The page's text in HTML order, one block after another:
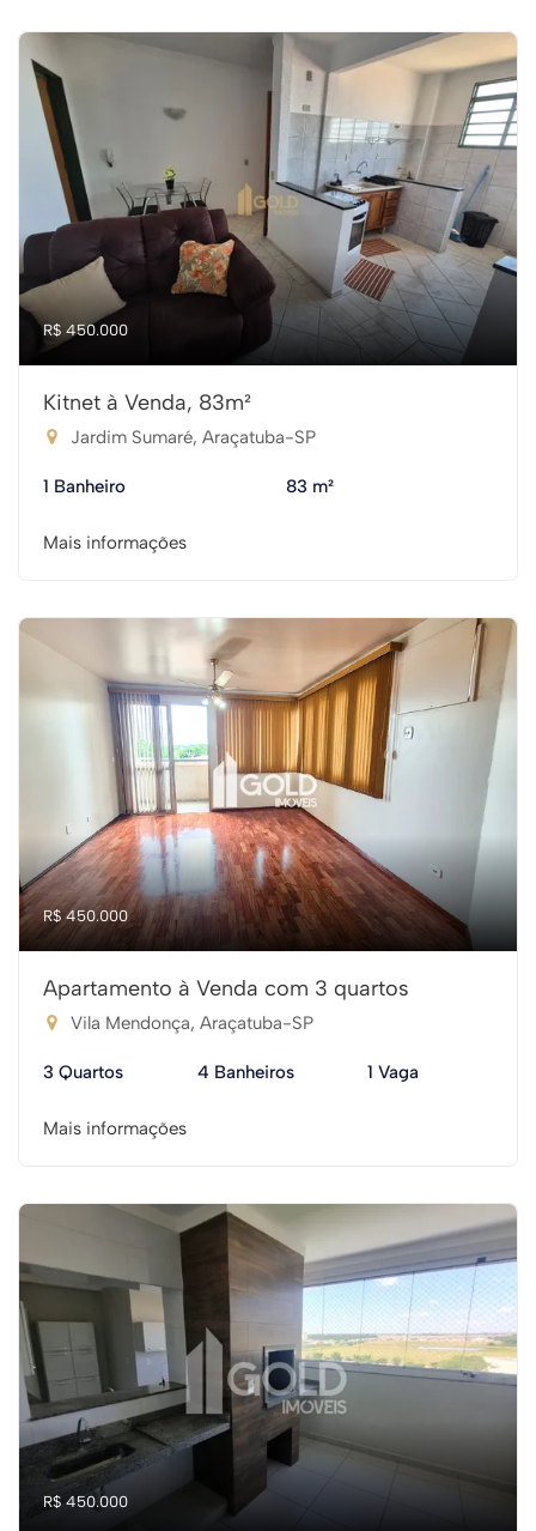
R$ 450.000
Kitnet à Venda, 83m²
Jardim Sumaré, Araçatuba-SP
1 Banheiro 83 m²
Mais informações
R$ 450.000
Apartamento à Venda com 3 quartos
Vila Mendonça, Araçatuba-SP
3 Quartos 4 Banheiros 1 Vaga
Mais informações
R$ 450.000